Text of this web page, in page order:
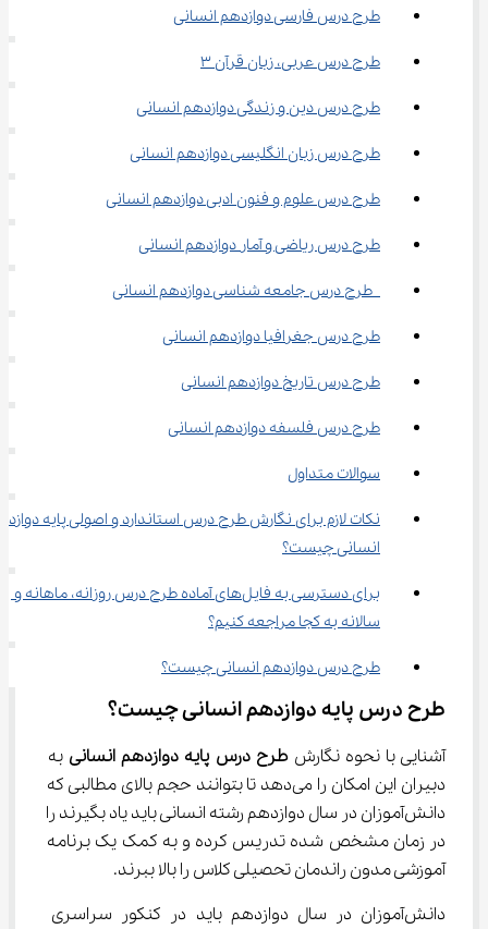
طرح درس فارسی دوازدهم انسانی
طرح درس عربی، زبان قرآن ۳
طرح درس دین و زندگی دوازدهم انسانی
طرح درس زبان انگلیسی دوازدهم انسانی
طرح درس علوم و فنون ادبی دوازدهم انسانی
طرح درس ریاضی و آمار دوازدهم انسانی
طرح درس جامعه شناسی دوازدهم انسانی
طرح درس جغرافیا دوازدهم انسانی
طرح درس تاریخ دوازدهم انسانی
طرح درس فلسفه دوازدهم انسانی
سوالات متداول
نکات لازم برای نگارش طرح درس استاندارد و اصولی پایه
انسانی چیست؟
برای دسترسی به فایل‌های آماده طرح درس روزانه، ماهانه و
سالانه به کجا مراجعه کنیم؟
طرح درس دوازدهم انسانی چیست؟
طرح درس پایه دوازدهم انسانی چیست؟
آشنایی با نحوه نگارش طرح درس پایه دوازدهم انسانی به
دبیران این امکان را می‌دهد تا بتوانند حجم بالای مطالبی که
دانش‌آموزان در سال دوازدهم رشته انسانی باید یاد بگیرند را
در زمان مشخص شده تدریس کرده و به کمک یک برنامه
آموزشی مدون راندمان تحصیلی کلاس را بالا ببرند.
دانش‌آموزان در سال دوازدهم باید در کنکور سراسری